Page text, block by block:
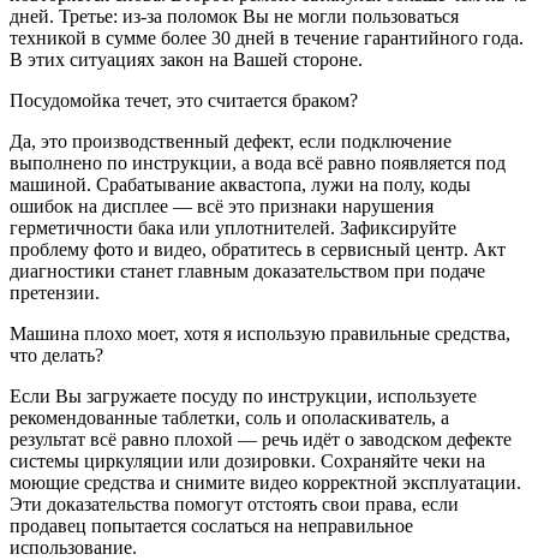
дней. Третье: из‑за поломок Вы не могли пользоваться
техникой в сумме более 30 дней в течение гарантийного года.
В этих ситуациях закон на Вашей стороне.
Посудомойка течет, это считается браком?
Да, это производственный дефект, если подключение
выполнено по инструкции, а вода всё равно появляется под
машиной. Срабатывание аквастопа, лужи на полу, коды
ошибок на дисплее — всё это признаки нарушения
герметичности бака или уплотнителей. Зафиксируйте
проблему фото и видео, обратитесь в сервисный центр. Акт
диагностики станет главным доказательством при подаче
претензии.
Машина плохо моет, хотя я использую правильные средства,
что делать?
Если Вы загружаете посуду по инструкции, используете
рекомендованные таблетки, соль и ополаскиватель, а
результат всё равно плохой — речь идёт о заводском дефекте
системы циркуляции или дозировки. Сохраняйте чеки на
моющие средства и снимите видео корректной эксплуатации.
Эти доказательства помогут отстоять свои права, если
продавец попытается сослаться на неправильное
использование.